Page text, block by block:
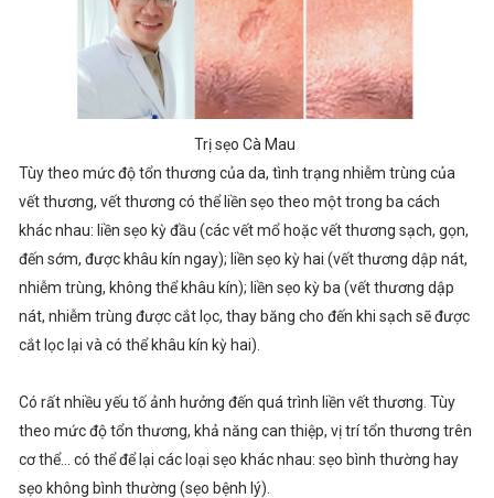
Trị sẹo Cà Mau
Tùy theo mức độ tổn thương của da, tình trạng nhiễm trùng của
vết thương, vết thương có thể liền sẹo theo một trong ba cách
khác nhau: liền sẹo kỳ đầu (các vết mổ hoặc vết thương sạch, gọn,
đến sớm, được khâu kín ngay); liền sẹo kỳ hai (vết thương dập nát,
nhiễm trùng, không thể khâu kín); liền sẹo kỳ ba (vết thương dập
nát, nhiễm trùng được cắt lọc, thay băng cho đến khi sạch sẽ được
cắt lọc lại và có thể khâu kín kỳ hai).
Có rất nhiều yếu tố ảnh hưởng đến quá trình liền vết thương. Tùy
theo mức độ tổn thương, khả năng can thiệp, vị trí tổn thương trên
cơ thể… có thể để lại các loại sẹo khác nhau: sẹo bình thường hay
sẹo không bình thường (sẹo bệnh lý).